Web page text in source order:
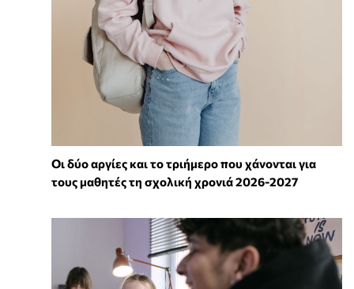
Οι δύο αργίες και το τριήμερο που χάνονται για
τους μαθητές τη σχολική χρονιά 2026-2027